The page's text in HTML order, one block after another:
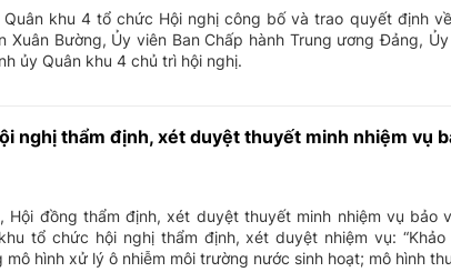
Quân khu 4 tổ chức Hội nghị công bố và trao quyết định
Xuân Bường, Ủy viên Ban Chấp hành Trung ương Đảng,
ủy Quân khu 4 chủ trì hội nghị.
nghị thẩm định, xét duyệt thuyết minh nhiệm vụ
Hội đồng thẩm định, xét duyệt thuyết minh nhiệm vụ bảo
tổ chức hội nghị thẩm định, xét duyệt nhiệm vụ:
hình xử lý ô nhiễm môi trường nước sinh hoạt; mô hình